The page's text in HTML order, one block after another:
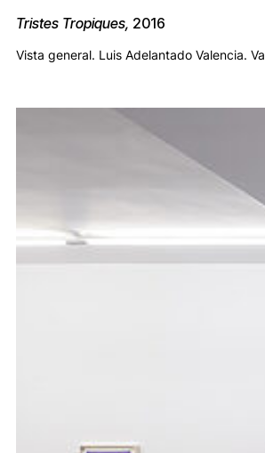
Tristes Tropiques, 2016
Vista general. Luis Adelantado Valencia.